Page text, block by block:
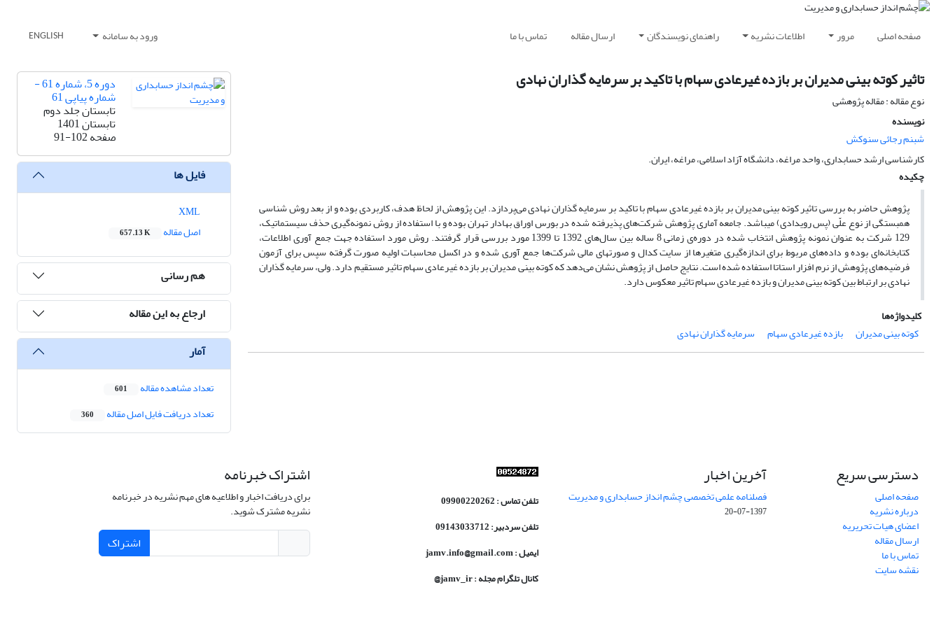
صفحه اصلی مرور اطلاعات نشریه راهنمای نویسندگان ارسال مقاله تماس با ما ورود به سامانه ENGLISH
تاثیر کوته بینی مدیران بر بازده غیرعادی سهام با تاکید بر سرمایه گذاران نهادی
نوع مقاله : مقاله پژوهشی
نویسنده
شبنم رجائی سنوکش
کارشناسی ارشد حسابداری، واحد مراغه، دانشگاه آزاد اسلامی، مراغه، ایران.
چکیده
پژوهش حاضر به بررسی تاثیر کوته بینی مدیران بر بازده غیرعادی سهام با تاکید بر سرمایه گذاران نهادی می‌پردازد. این پژوهش از لحاظ هدف، کاربردی بوده و از بعد روش شناسی
همبستگی از نوع علّی (پس رویدادی) میباشد. جامعه آماری پژوهش شرکت‌های پذیرفته شده در بورس اوراق بهادار تهران بوده و با استفاده از روش نمونه‌گیری حذف سیستماتیک،
129 شرکت به عنوان نمونه پژوهش انتخاب شده در دوره‌ی زمانی 8 ساله بین سال‌های 1392 تا 1399 مورد بررسی قرار گرفتند. روش مورد استفاده جهت جمع آوری اطلاعات،
کتابخانه‌ای بوده و داده‌های مربوط برای اندازه‌گیری متغیرها از سایت کدال و صورتهای مالی شرکت‌ها جمع آوری شده و در اکسل محاسبات اولیه صورت گرفته سپس برای آزمون
فرضیه‌های پژوهش از نرم افزار استاتا استفاده شده است. نتایج حاصل از پژوهش نشان می‌دهد که کوته بینی مدیران بر بازده غیرعادی سهام تاثیر مستقیم دارد. ولی، سرمایه گذاران
نهادی بر ارتباط بین کوته بینی مدیران و بازده غیرعادی سهام تاثیر معکوس دارد.
کلیدواژه‌ها
کوته بینی مدیران
بازده غیرعادی سهام سرمایه گذاران نهادی
دوره 5، شماره 61 -
شماره پیاپی 61
تابستان جلد دوم
تابستان 1401
صفحه91-102
فایل ها
اصل مقاله
657.13 K
هم رسانی
ارجاع به این مقاله
آمار
تعداد مشاهده مقاله 601
تعداد دریافت فایل اصل مقاله 360
دسترسی سریع
صفحه اصلی
درباره نشریه
اعضای هیات تحریریه
ارسال مقاله
تماس با ما
نقشه سایت
آخرین اخبار
فصلنامه علمی تخصصی چشم انداز حسابداری و مدیریت
1397-07-20
تلفن تماس : 09900220262
تلفن سردبیر: 09143033712
ایمیل : jamv.info@gmail.com
کانال تلگرام مجله : jamv_ir@
اشتراک خبرنامه
برای دریافت اخبار و اطلاعیه های مهم نشریه در خبرنامه
نشریه مشترک شوید.
اشتراک